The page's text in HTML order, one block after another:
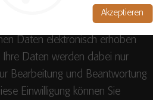
Akzeptieren
Sie sich einverstanden, dass
Daten elektronisch erhoben
Daten werden dabei nur
Bearbeitung und Beantwortung
Einwilligung können Sie